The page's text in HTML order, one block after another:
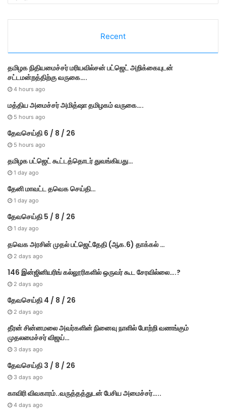
a
i
e
s
Recent
தமி​ழ​க நிதியமைச்சர் மரியவில்சன் பட்ஜெட் அறிக்கையுடன்
சட்டமன்றத்திற்கு வருகை….
4 hours ago
மத்திய அமைச்சர் அமித்ஷா தமிழகம் வருகை….
5 hours ago
தேவசெய்தி 6 / 8 / 26
5 hours ago
தமிழக பட்ஜெட் கூட்டத்தொடர் துவங்கியது…
1 day ago
தேனி மாவட்ட தவெக செய்தி…
1 day ago
தேவசெய்தி 5 / 8 / 26
1 day ago
தவெக அரசின் முதல் பட்​ஜெட்தேதி (ஆக.6) தாக்​கல் …
2 days ago
146 இன்ஜினியரிங் கல்லூரிகளில் ஒருவர் கூட சேரவில்லை….?
2 days ago
தேவசெய்தி 4 / 8 / 26
2 days ago
தீரன் சின்னமலை அவர்களின் நினைவு நாளில் போற்றி வணங்கும்
முதலமைச்சர் விஜய்…
3 days ago
தேவசெய்தி 3 / 8 / 26
3 days ago
காவிரி விவகாரம்..வருத்தத்துடன் பேசிய அமைச்சர்…..
4 days ago